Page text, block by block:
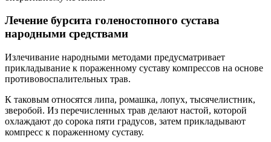
Лечение бурсита голеностопного сустава
народными средствами
Излечивание народными методами предусматривает
прикладывание к пораженному суставу компрессов на основе
противовоспалительных трав.
К таковым относятся липа, ромашка, лопух, тысячелистник,
зверобой. Из перечисленных трав делают настой, которой
охлаждают до сорока пяти градусов, затем прикладывают
компресс к пораженному суставу.